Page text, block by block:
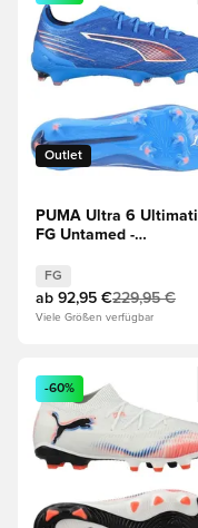
Outlet
PUMA Ultra 6
FG Untamed -
FG
ab 92,95 €229,95 €
Viele Größen verfügbar
Öffnet ein neues
-60%